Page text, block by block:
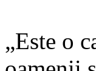
„Este o